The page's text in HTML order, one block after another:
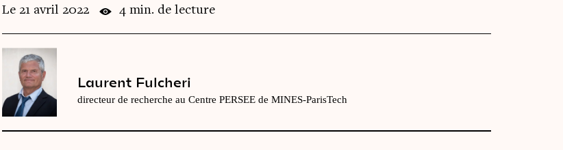
Le 21 avril 2022 4 min. de lecture
Laurent Fulcheri
directeur de recherche au Centre PERSEE de MINES-ParisTech